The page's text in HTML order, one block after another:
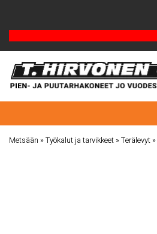
Metsään »Työkalut ja tarvikkeet »Terälevyt »